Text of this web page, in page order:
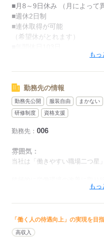
＜例えば...＞
●小さいお子さんのお世話もで
昼に旦那さんがお子さんの
奥さんがお子さんのお世話！
午前は子どもと遊んで、
午後は19：00まで就寝。
【 1ヵ月のスケジュール例 】
（食品スーパー向けコースの
○ ○ 休 休 ○ ○ ○
○ ○ ○ 休 休 ○ ○
休…休み
有…有給休暇
■月8～9日休み （月によって
■週休2日制
■連休取得が可能
（希望休がとれます）
応
もっ
勤務先の情報
勤務先公開 服装自由 まかない
研修制度
資格支援
勤務先： 006
雰囲気：
当社は「働きやすい職場二つ星
以前と比べても良い方向に大き
自分の時間がかなり取れるよう
男女の割合
もっ
「働く人の待遇向上」の実現を目
高収入